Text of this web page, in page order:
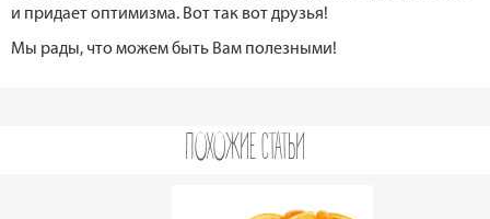
и придает оптимизма. Вот так вот друзья!
Мы рады, что можем быть Вам полезными!
ПОХОЖИЕ СТАТЬИ